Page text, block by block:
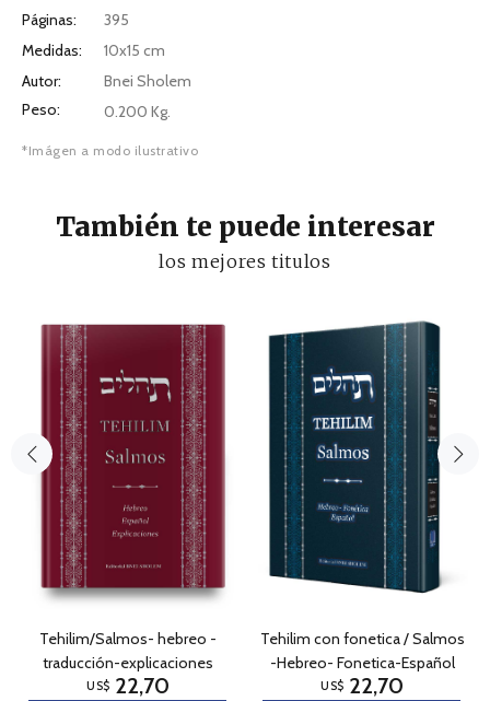
Páginas:
395
Medidas:
10x15 cm
Autor:
Bnei Sholem
Peso:
0.200 Kg.
*Imágen a modo ilustrativo
También te puede interesar
los mejores titulos
Tehilim/Salmos- hebreo -
traducción-explicaciones
US$ 22,70
Tehilim con fonetica / Salmos
-Hebreo- Fonetica-Español
US$ 22,70